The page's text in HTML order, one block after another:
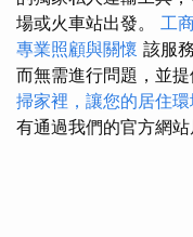
場或火車站出發。 工
專業照顧與關懷 該服
而無需進行問題，並
掃家裡，讓您的居住
有通過我們的官方網